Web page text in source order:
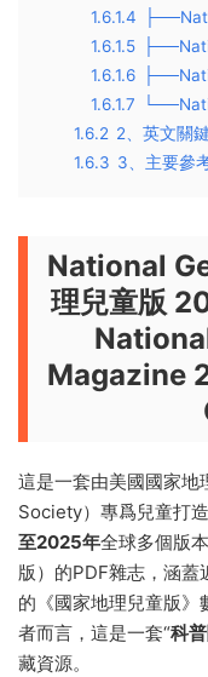
1.6.1.4
1.6.1.5
1.6.1.6
1.6.1.7
1.6.2 2、英文關
1.6.3 3、主要參
National
理兒童版
Magazine
這是一套由美國國家
Society）專爲兒童打
至2025年全球多個版
版）的PDF雜志，涵
的《國家地理兒童版
者而言，這是一套“科
藏資源。